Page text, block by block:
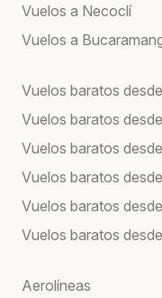
Vuelos a Necoclí
Vuelos a
Vuelos baratos
Vuelos baratos
Vuelos baratos
Vuelos baratos
Vuelos baratos
Vuelos baratos
Aerolíneas